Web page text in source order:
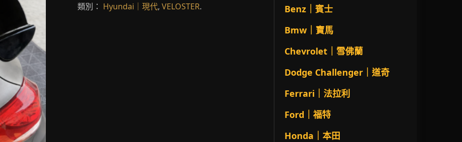
類別： Hyundai｜現代, VELOSTER.
Benz｜賓士
Bmw｜寶馬
Chevrolet｜雪佛蘭
Dodge Challenger｜道奇
Ferrari｜法拉利
Ford｜福特
Honda｜本田